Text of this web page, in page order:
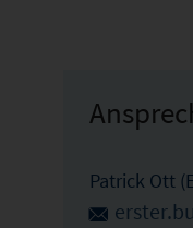
Patrick Ott